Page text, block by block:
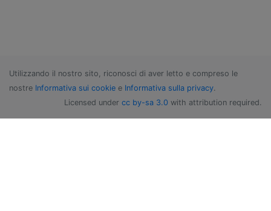
Utilizzando il nostro sito, riconosci di aver letto e compreso le
nostre Informativa sui cookie e Informativa sulla privacy.
Licensed under cc by-sa 3.0 with attribution required.